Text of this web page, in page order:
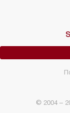
© 2004 –